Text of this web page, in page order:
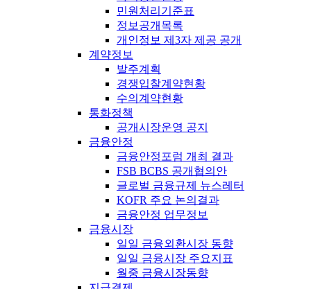
민원처리기준표
정보공개목록
개인정보 제3자 제공 공개
계약정보
발주계획
경쟁입찰계약현황
수의계약현황
통화정책
공개시장운영 공지
금융안정
금융안정포럼 개최 결과
FSB BCBS 공개협의안
글로벌 금융규제 뉴스레터
KOFR 주요 논의결과
금융안정 업무정보
금융시장
일일 금융외환시장 동향
일일 금융시장 주요지표
월중 금융시장동향